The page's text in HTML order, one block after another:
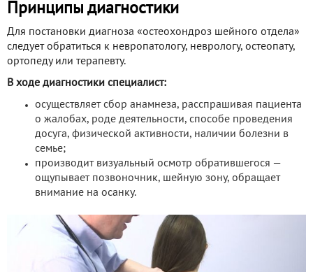
Принципы диагностики
Для постановки диагноза «остеохондроз шейного отдела»
следует обратиться к невропатологу, неврологу, остеопату,
ортопеду или терапевту.
В ходе диагностики специалист:
осуществляет сбор анамнеза, расспрашивая пациента
о жалобах, роде деятельности, способе проведения
досуга, физической активности, наличии болезни в
семье;
производит визуальный осмотр обратившегося —
ощупывает позвоночник, шейную зону, обращает
внимание на осанку.